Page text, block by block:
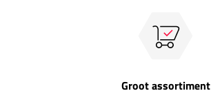
Groot assortiment